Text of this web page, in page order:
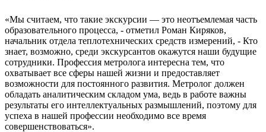
«Мы считаем, что такие экскурсии — это неотъемлемая часть
образовательного процесса, - отметил Роман Киряков,
начальник отдела теплотехнических средств измерений, - Кто
знает, возможно, среди экскурсантов окажутся наши будущие
сотрудники. Профессия метролога интересна тем, что
охватывает все сферы нашей жизни и предоставляет
возможности для постоянного развития. Метролог должен
обладать аналитическим складом ума, ведь в работе важны
результаты его интеллектуальных размышлений, поэтому для
успеха в нашей профессии необходимо все время
совершенствоваться».